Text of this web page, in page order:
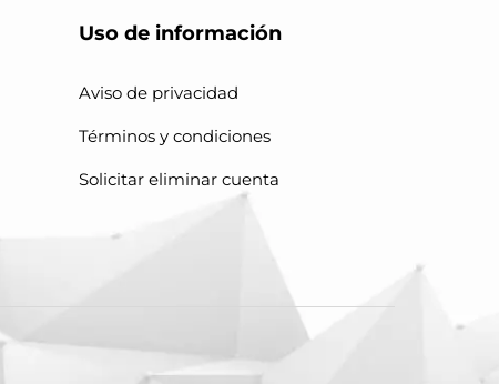
Uso de información
Aviso de privacidad
Términos y condiciones
Solicitar eliminar cuenta